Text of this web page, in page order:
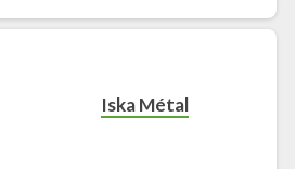
Iska Métal